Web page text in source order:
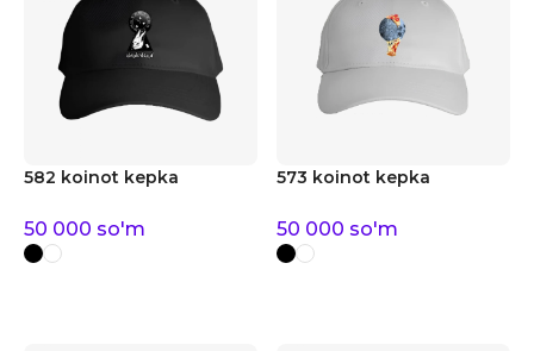
582 koinot kepka
50 000 so'm
573 koinot kepka
50 000 so'm